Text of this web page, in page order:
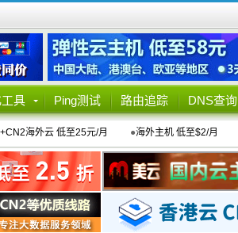
具 Ping测试 路由追踪 DNS查询
海外云 低至25元/月 ●海外主机 低至$2/月